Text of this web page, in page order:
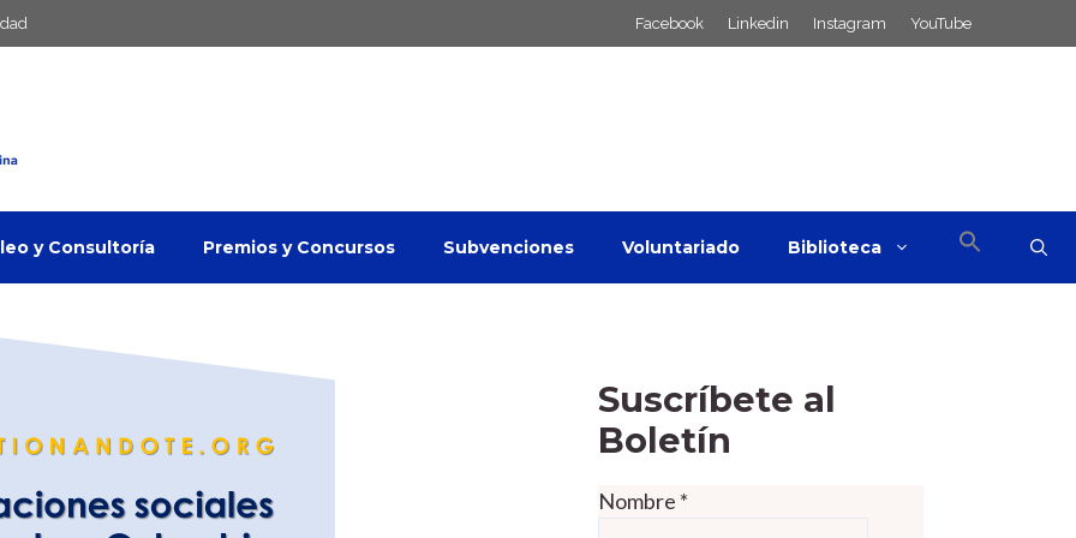
Facebook Linkedin Instagram YouTube
y Consultoría Premios y Concursos Subvenciones Voluntariado Biblioteca
Suscríbete al
Boletín
Nombre *